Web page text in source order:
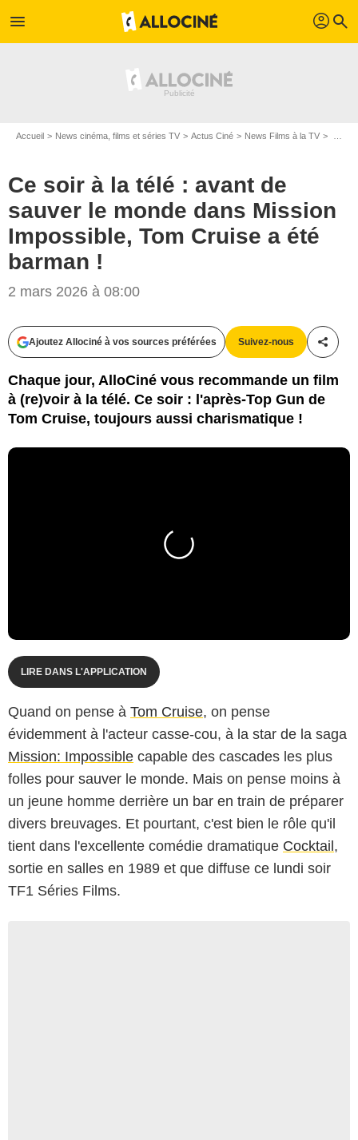
menu profil search
Accueil News cinéma, films et séries TV Actus Ciné News Films à la TV
Ce soir à la télé : avant de
sauver le monde dans Mission
Impossible, Tom Cruise a été
barman !
2 mars 2026 à 08:00
Ajoutez Allociné à vos sources préférées Suivez-nous
Chaque jour, AlloCiné vous recommande un film
à (re)voir à la télé. Ce soir : l'après-Top Gun de
Tom Cruise, toujours aussi charismatique !
LIRE DANS L'APPLICATION
Quand on pense à Tom Cruise, on pense
évidemment à l'acteur casse-cou, à la star de la saga
Mission: Impossible capable des cascades les plus
folles pour sauver le monde. Mais on pense moins à
un jeune homme derrière un bar en train de préparer
divers breuvages. Et pourtant, c'est bien le rôle qu'il
tient dans l'excellente comédie dramatique Cocktail,
sortie en salles en 1989 et que diffuse ce lundi soir
TF1 Séries Films.